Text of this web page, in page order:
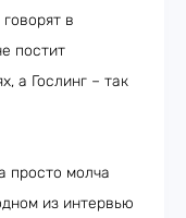
в
постит
а Гослинг – так
просто молча
из интервью